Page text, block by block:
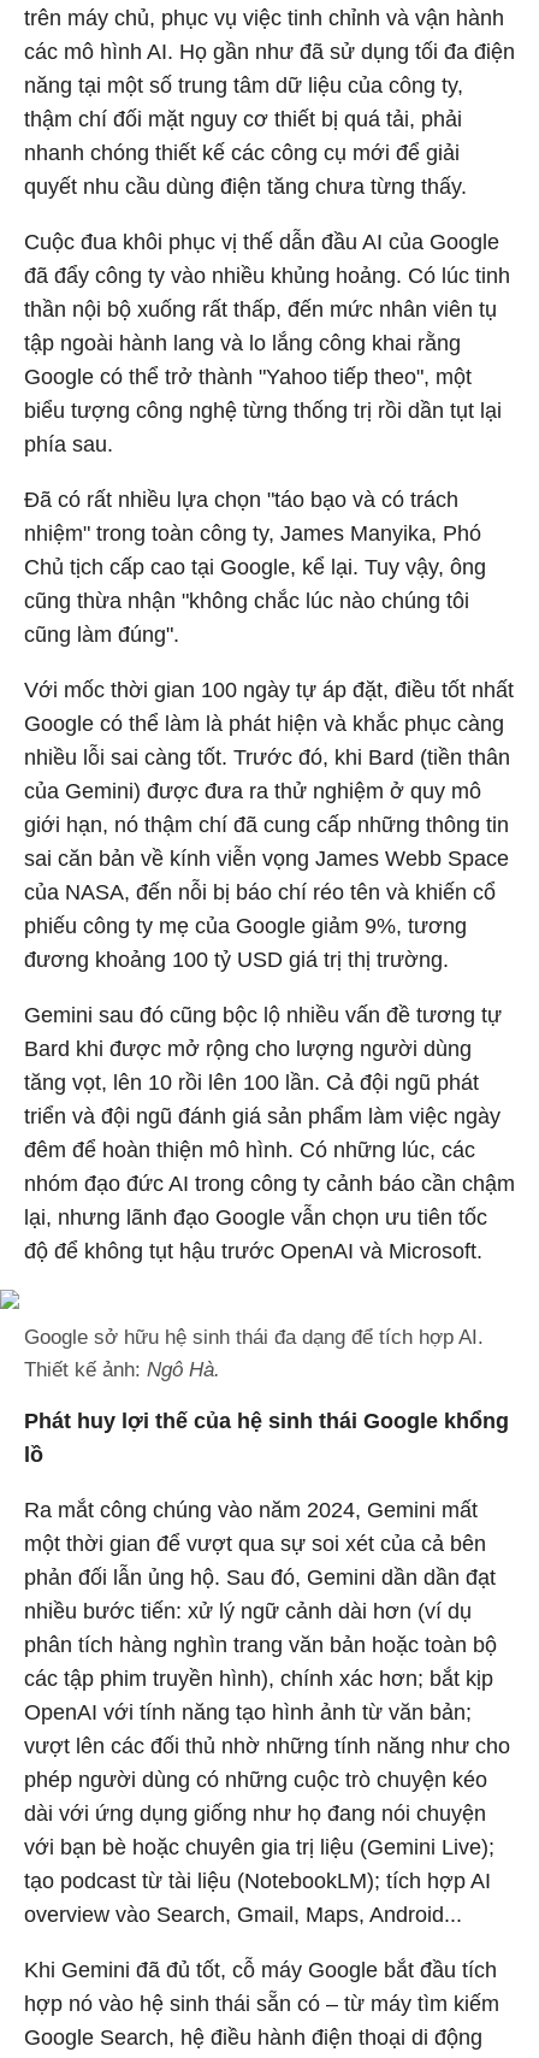
trên máy chủ, phục vụ việc tinh chỉnh và vận hành
các mô hình AI. Họ gần như đã sử dụng tối đa điện
năng tại một số trung tâm dữ liệu của công ty,
thậm chí đối mặt nguy cơ thiết bị quá tải, phải
nhanh chóng thiết kế các công cụ mới để giải
quyết nhu cầu dùng điện tăng chưa từng thấy.
Cuộc đua khôi phục vị thế dẫn đầu AI của Google
đã đẩy công ty vào nhiều khủng hoảng. Có lúc tinh
thần nội bộ xuống rất thấp, đến mức nhân viên tụ
tập ngoài hành lang và lo lắng công khai rằng
Google có thể trở thành "Yahoo tiếp theo", một
biểu tượng công nghệ từng thống trị rồi dần tụt lại
phía sau.
Đã có rất nhiều lựa chọn "táo bạo và có trách
nhiệm" trong toàn công ty, James Manyika, Phó
Chủ tịch cấp cao tại Google, kể lại. Tuy vậy, ông
cũng thừa nhận "không chắc lúc nào chúng tôi
cũng làm đúng".
Với mốc thời gian 100 ngày tự áp đặt, điều tốt nhất
Google có thể làm là phát hiện và khắc phục càng
nhiều lỗi sai càng tốt. Trước đó, khi Bard (tiền thân
của Gemini) được đưa ra thử nghiệm ở quy mô
giới hạn, nó thậm chí đã cung cấp những thông tin
sai căn bản về kính viễn vọng James Webb Space
của NASA, đến nỗi bị báo chí réo tên và khiến cổ
phiếu công ty mẹ của Google giảm 9%, tương
đương khoảng 100 tỷ USD giá trị thị trường.
Gemini sau đó cũng bộc lộ nhiều vấn đề tương tự
Bard khi được mở rộng cho lượng người dùng
tăng vọt, lên 10 rồi lên 100 lần. Cả đội ngũ phát
triển và đội ngũ đánh giá sản phẩm làm việc ngày
đêm để hoàn thiện mô hình. Có những lúc, các
nhóm đạo đức AI trong công ty cảnh báo cần chậm
lại, nhưng lãnh đạo Google vẫn chọn ưu tiên tốc
độ để không tụt hậu trước OpenAI và Microsoft.
Google sở hữu hệ sinh thái đa dạng để tích hợp AI.
Thiết kế ảnh: Ngô Hà.
Phát huy lợi thế của hệ sinh thái Google khổng
lồ
Ra mắt công chúng vào năm 2024, Gemini mất
một thời gian để vượt qua sự soi xét của cả bên
phản đối lẫn ủng hộ. Sau đó, Gemini dần dần đạt
nhiều bước tiến: xử lý ngữ cảnh dài hơn (ví dụ
phân tích hàng nghìn trang văn bản hoặc toàn bộ
các tập phim truyền hình), chính xác hơn; bắt kịp
OpenAI với tính năng tạo hình ảnh từ văn bản;
vượt lên các đối thủ nhờ những tính năng như cho
phép người dùng có những cuộc trò chuyện kéo
dài với ứng dụng giống như họ đang nói chuyện
với bạn bè hoặc chuyên gia trị liệu (Gemini Live);
tạo podcast từ tài liệu (NotebookLM); tích hợp AI
overview vào Search, Gmail, Maps, Android...
Khi Gemini đã đủ tốt, cỗ máy Google bắt đầu tích
hợp nó vào hệ sinh thái sẵn có – từ máy tìm kiếm
Google Search, hệ điều hành điện thoại di động